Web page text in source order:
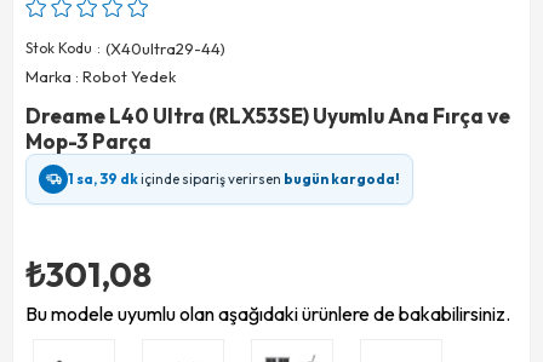
Stok Kodu
(X40ultra29-44)
Marka : Robot Yedek
Dreame L40 Ultra (RLX53SE) Uyumlu Ana Fırça ve
Mop-3 Parça
1 sa, 39 dkiçinde sipariş verirsen bugün kargoda!
₺301,08
Bu modele uyumlu olan aşağıdaki ürünlere de bakabilirsiniz.